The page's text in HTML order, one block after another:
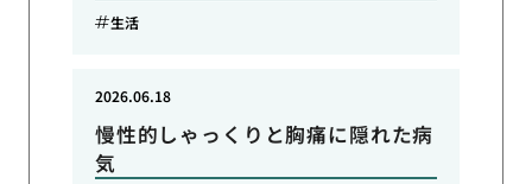
生活
慢性的しゃっくりと胸痛に隠れた病
気
2026.06.18